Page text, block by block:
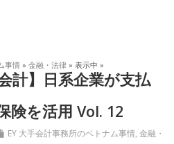
事情 »金融・法律 » 表示中 »
計】日系企業が支払
険を活用 Vol. 12
EY 大手会計事務所のベトナム事情,金融・